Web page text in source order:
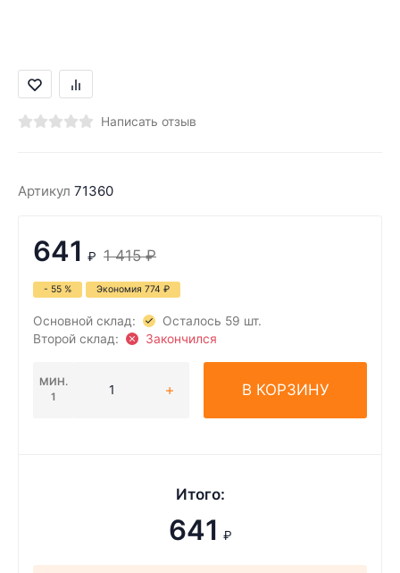
Написать отзыв
Артикул 71360
641 ₽ 1 415 ₽
- 55 % Экономия 774 ₽
Основной склад:
Осталось 59 шт.
Второй склад:
Закончился
МИН.
1
В КОРЗИНУ
Итого:
641 ₽